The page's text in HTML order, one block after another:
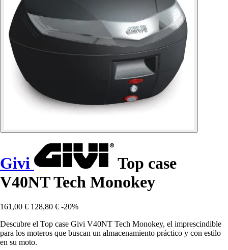
Givi
Top case
V40NT Tech Monokey
161,00 € 128,80 € -20%
Descubre el Top case Givi V40NT Tech Monokey, el imprescindible
para los moteros que buscan un almacenamiento práctico y con estilo
en su moto.